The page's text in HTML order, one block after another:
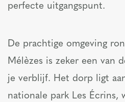
perfecte uitgangspunt.
De prachtige omgeving
Mélèzes is zeker een van
je verblijf. Het dorp ligt
nationale park Les Écrins,